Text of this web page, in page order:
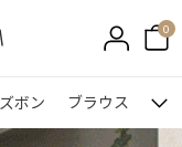
0
ズボン ブラウス ワ